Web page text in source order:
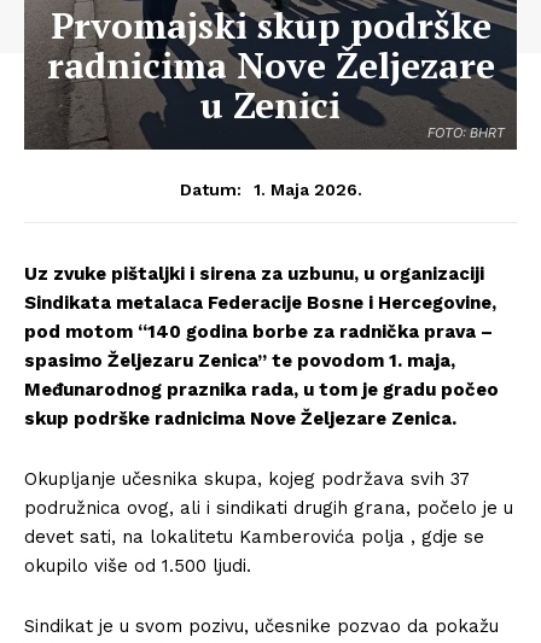
FOTO: BHRT
Prvomajski skup podrške
radnicima Nove Željezare
u Zenici
Datum: 1. Maja 2026.
Uz zvuke pištaljki i sirena za uzbunu, u organizaciji
Sindikata metalaca Federacije Bosne i Hercegovine,
pod motom “140 godina borbe za radnička prava –
spasimo Željezaru Zenica” te povodom 1. maja,
Međunarodnog praznika rada, u tom je gradu počeo
skup podrške radnicima Nove Željezare Zenica.
Okupljanje učesnika skupa, kojeg podržava svih 37
podružnica ovog, ali i sindikati drugih grana, počelo je u
devet sati, na lokalitetu Kamberovića polja , gdje se
okupilo više od 1.500 ljudi.
Sindikat je u svom pozivu, učesnike pozvao da pokažu